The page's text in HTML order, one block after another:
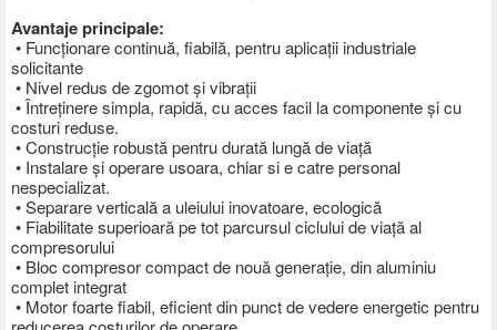
Avantaje principale:
• Funcționare continuă, fiabilă, pentru aplicații industriale
solicitante
• Nivel redus de zgomot și vibrații
• Întreținere simpla, rapidă, cu acces facil la componente și cu
costuri reduse.
• Construcție robustă pentru durată lungă de viață
• Instalare și operare usoara, chiar si e catre personal
nespecializat.
• Separare verticală a uleiului inovatoare, ecologică
• Fiabilitate superioară pe tot parcursul ciclului de viață al
compresorului
• Bloc compresor compact de nouă generație, din aluminiu
complet integrat
• Motor foarte fiabil, eficient din punct de vedere energetic pentru